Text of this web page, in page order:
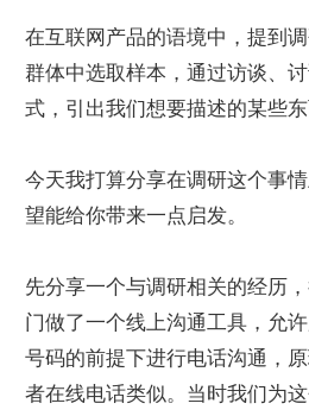
在互联网产品的语境中，提到
群体中选取样本，通过访谈、
式，引出我们想要描述的某些东
今天我打算分享在调研这个事
望能给你带来一点启发。
先分享一个与调研相关的经历
门做了一个线上沟通工具，允
号码的前提下进行电话沟通，
者在线电话类似。当时我们为